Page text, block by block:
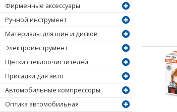
Фирменные аксессуары
Ручной инструмент
Материалы для шин и дисков
Электроинструмент
Щетки стеклоочистителей
Присадки для авто
Автомобильные компрессоры
Оптика автомобильная